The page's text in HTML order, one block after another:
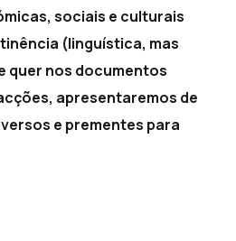
sociais e culturais
(linguística, mas
quer nos documentos
apresentaremos de
e prementes para